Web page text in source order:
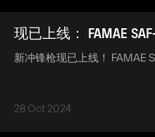
现已上线： FAMAE
新冲锋枪现已上线！ FAMAE
28 Oct 2024